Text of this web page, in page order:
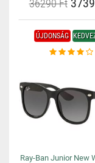
36290 Ft
ÚJDONSÁG
Ray-Ban Junior New